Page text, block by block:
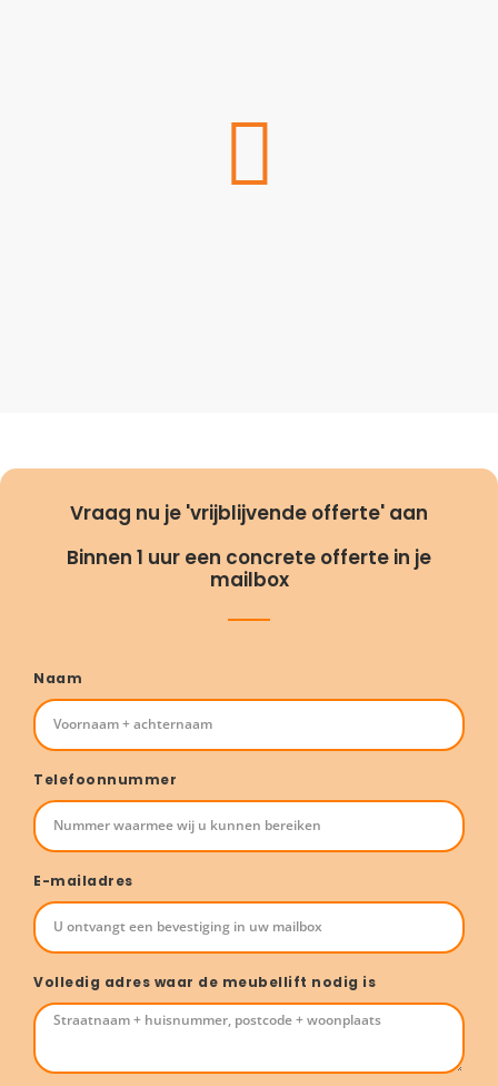
Vraag nu je 'vrijblijvende offerte' aan
Binnen 1 uur een concrete offerte in je
mailbox
Naam
Telefoonnummer
E-mailadres
Volledig adres waar de meubellift nodig is